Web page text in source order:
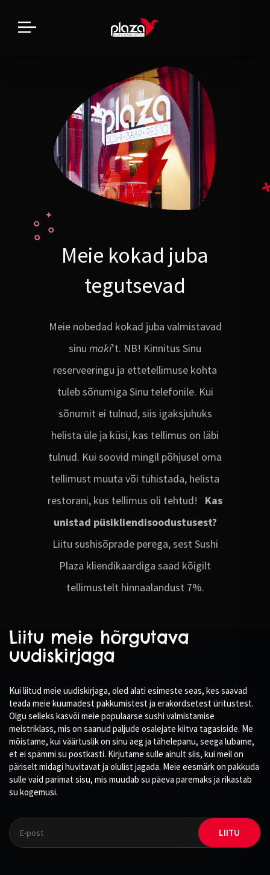
Meie kokad juba
tegutsevad
Meie nobedad kokad juba valmistavad
sinu maki’t. NB! Kinnitus Sinu
reserveeringu ja ettetellimuse kohta
tuleb sõnumiga Sinu telefonile. Kui
sõnumit ei tulnud, siis igaksjuhuks
helista üle ja küsi, kas tellimus on läbi
tulnud. Kui soovid mingil põhjusel oma
tellimust muuta või tühistada, helista
restorani, kus tellimus oli tehtud! Kas
unistad püsikliendisoodustusest?
Liitu sushisõprade perega, sest Sushi
Plaza kliendikaardiga saad kõigilt
tellimustelt hinnaalandust 7%.
Liitu meie hõrgutava
uudiskirjaga
Kui liitud meie uudiskirjaga, oled alati esimeste seas, kes saavad
teada meie kuumadest pakkumistest ja erakordsetest üritustest.
Olgu selleks kasvõi meie populaarse sushi valmistamise
meistriklass, mis on saanud paljude osalejate kiitva tagasiside. Me
mõistame, kui väärtuslik on sinu aeg ja tähelepanu, seega lubame,
et ei spämmi su postkasti. Kirjutame sulle ainult siis, kui meil on
päriselt midagi huvitavat ja olulist jagada. Meie eesmärk on pakkuda
sulle vaid parimat sisu, mis muudab su päeva paremaks ja rikastab
su kogemusi.
LIITU